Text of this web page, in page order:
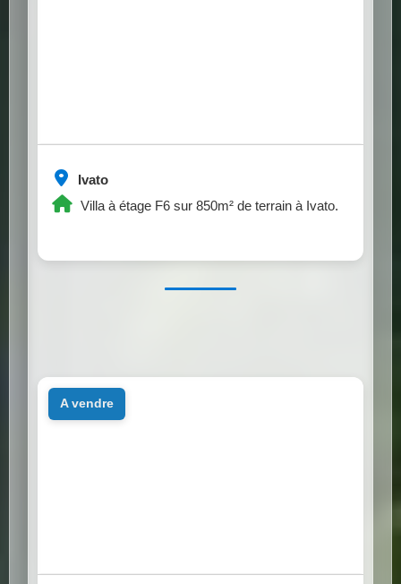
Ivato
Villa à étage F6 sur 850m² de terrain à Ivato.
a vendre